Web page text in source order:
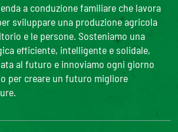
a conduzione familiare che lavora
sviluppare una produzione agricola
e le persone. Sosteniamo una
efficiente, intelligente e solidale,
al futuro e innoviamo ogni giorno
per creare un futuro migliore